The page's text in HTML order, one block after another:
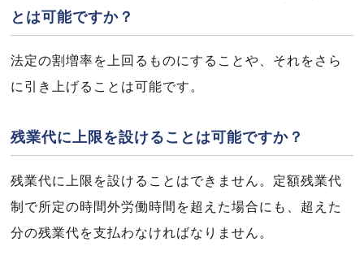
とは可能ですか？
法定の割増率を上回るものにすることや、それをさら
に引き上げることは可能です。
残業代に上限を設けることは可能ですか？
残業代に上限を設けることはできません。定額残業代
制で所定の時間外労働時間を超えた場合にも、超えた
分の残業代を支払わなければなりません。